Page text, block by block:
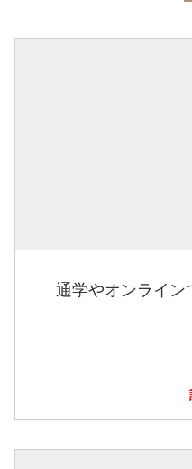
通学やオンライ